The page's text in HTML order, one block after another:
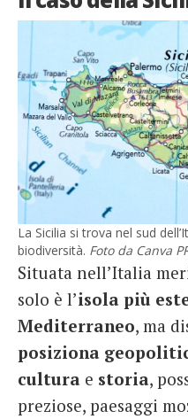
La Sicilia si trova nel sud
biodiversità. Foto da Canva
Situata nell’Italia
solo è l’isola più
Mediterraneo, ma
posiziona
cultura e storia,
preziose, paesaggi